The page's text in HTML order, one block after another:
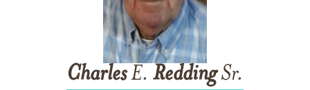
CharlesE. ReddingSr.